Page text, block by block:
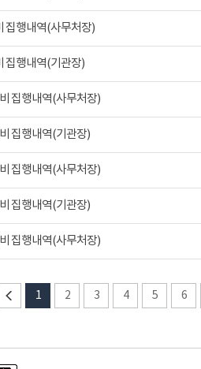
집행내역(사무처장)
집행내역(기관장)
집행내역(사무처장)
집행내역(기관장)
집행내역(사무처장)
집행내역(기관장)
집행내역(사무처장)
1 2 3 4 5 6